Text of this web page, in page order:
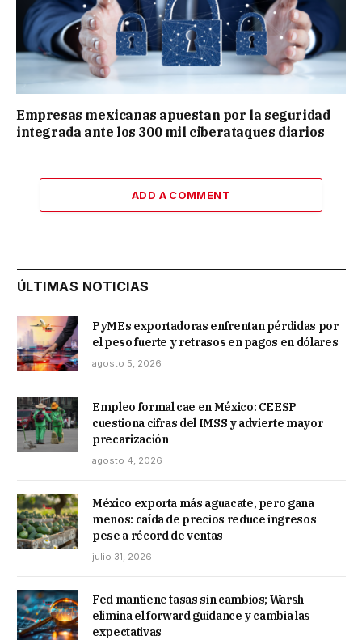
Empresas mexicanas apuestan por la seguridad
integrada ante los 300 mil ciberataques diarios
ADD A COMMENT
ÚLTIMAS NOTICIAS
PyMEs exportadoras enfrentan pérdidas por
el peso fuerte y retrasos en pagos en dólares
agosto 5, 2026
Empleo formal cae en México: CEESP
cuestiona cifras del IMSS y advierte mayor
precarización
agosto 4, 2026
México exporta más aguacate, pero gana
menos: caída de precios reduce ingresos
pese a récord de ventas
julio 31, 2026
Fed mantiene tasas sin cambios; Warsh
elimina el forward guidance y cambia las
expectativas